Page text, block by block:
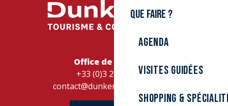
Que faire ?
Agenda
Visites guidées
Shopping &
Office de Tourisme
+33 (0)3 28 26 27 28
contact@dunkerque-tourisme.fr